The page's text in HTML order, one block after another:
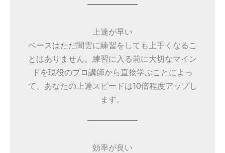
上達が早い
ベースはただ闇雲に練習をしても上手くなるこ
とはありません。練習に入る前に大切なマイン
ドを現役のプロ講師から直接学ぶことによっ
て、あなたの上達スピードは10倍程度アップし
ます。
効率が良い